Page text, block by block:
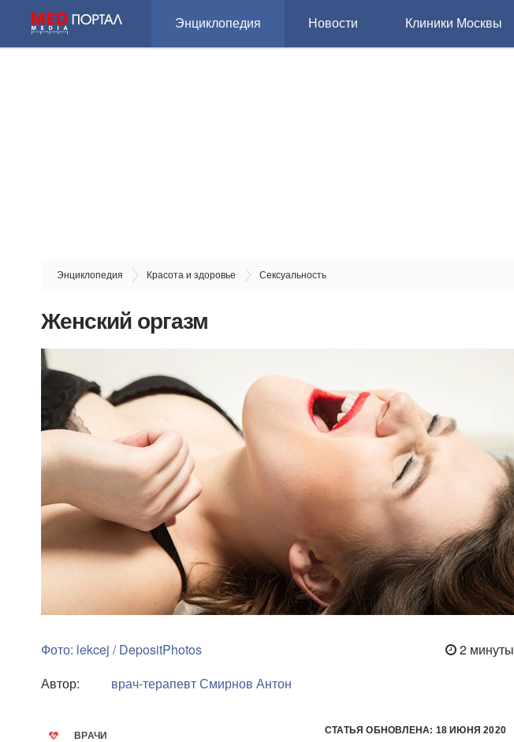
Энциклопедия Новости Клиники Москвы
Энциклопедия Красота и здоровье Сексуальность
Женский оргазм
Фото: lekcej / DepositPhotos
2 минуты
Автор:
врач-терапевтСмирнов Антон
ВРАЧИ СТАТЬЯ ОБНОВЛЕНА: 18 ИЮНЯ 2020